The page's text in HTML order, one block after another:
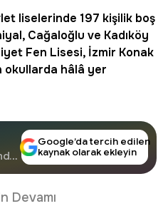
liselerinde 197 kişilik boş
Cağaloğlu ve Kadıköy
Fen Lisesi, İzmir Konak
okullarda hâlâ yer
Google’da tercih edilen
kaynak olarak ekleyin
Devamı